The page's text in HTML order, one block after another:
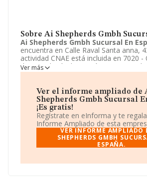
Sobre Ai Shepherds Gmbh
Ai Shepherds Gmbh Sucursal En
encuentra en Calle Raval Santa anna,
actividad CNAE está incluida en 7020 -
de consultoría de gestión empresarial.
Gmbh Sucursal En España.está
Ver más
Ver el informe ampliado de
Shepherds Gmbh Sucursal
¡Es gratis!
Regístrate en eInforma y te
Informe Ampliado de esta
VER INFORME AMPLIADO
SHEPHERDS GMBH
ESPAÑA.